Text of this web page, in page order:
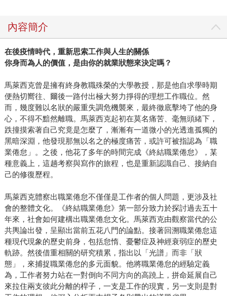
內容簡介
在後疫情時代，重新思索工作與人生的關係
你身而為人的價值，是由你的就業狀態來決定嗎？
馬萊西克曾是擁有終身教職殊榮的大學教授，那是他自求學時期
便熱切嚮往、爾後一路付出極大努力掙得的理想工作職位。然
而，幾度難以名狀的嚴重失調危機襲來，最終徹底擊垮了他的身
心，不得不黯然離職。馬萊西克起初在莫名痛苦、毫無頭緒下，
跌撞摸索著自己究竟是怎麼了，漸漸有一道微小的光透進孤獨的
黑暗深淵，他發現那無以名之的極度痛苦，或許可被指認為「職
業倦怠」。之後，他花了多年的時間完成《終結職業倦怠》，某
種意義上，這趟考察與寫作的旅程，也是重新認識自己、接納自
己的修復歷程。
馬萊西克體察出職業倦怠不僅僅是工作者的個人問題，更涉及社
會的整體文化。《終結職業倦怠》第一部分致力於探討過去五十
年來，社會如何建構出職業倦怠文化。馬萊西克由觀察當代的公
共輿論出發，呈顯出當前五花八門的論點。接著回溯職業倦怠這
種現代現象的歷史前身，包括怠惰、憂鬱症及神經衰弱症的歷史
軌跡。然後借重相關的研究積累，指出以「光譜」而非「狀
態」，來捕捉職業倦怠的多元面貌。他將職業倦怠的經驗定義
為，工作者努力站在一對倒向不同方向的高蹺上，拼命延展自己
來拉住兩支彼此分離的桿子，一支是工作的現實，另一支則是對